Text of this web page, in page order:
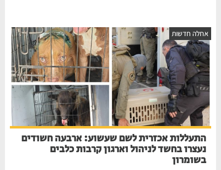
אחלה חדשות
התעללות אכזרית לשם שעשוע: ארבעה חשודים
נעצרו בחשד לניהול וארגון קרבות כלבים
בשומרון